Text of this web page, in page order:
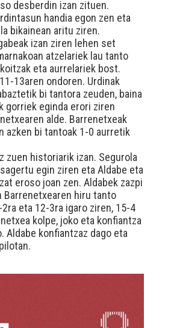
desberdin izan zituen.
handia egon zen eta
bikainean aritu ziren.
izan ziren lehen set
atzelariek lau tanto
eta aurrelariek bost.
13aren ondoren. Urdinak
bi tantora zeuden, baina
gorriek eginda erori ziren
alde. Barrenetxeak
azken bi tantoak 1-0 aurretik
zuen historiarik izan. Segurola
egin ziren eta Aldabe eta
eroso joan zen. Aldabek zazpi
hiru tanto
eta 12-3ra igaro ziren, 15-4
kolpe, joko eta konfiantza
Aldabe konfiantzaz dago eta